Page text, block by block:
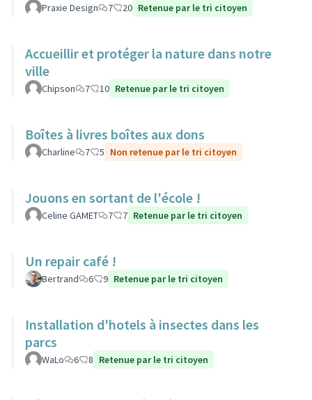
Praxie Design 7 20 Retenue par le tri citoyen
Accueillir et protéger la nature dans notre
ville
Chipson 7 10 Retenue par le tri citoyen
Boîtes à livres boîtes aux dons
Charline 7 5 Non retenue par le tri citoyen
Jouons en sortant de l'école !
Celine GAMET 7 7 Retenue par le tri citoyen
Un repair café !
Bertrand 6 9 Retenue par le tri citoyen
Installation d'hotels à insectes dans les
parcs
WaLo 6 8 Retenue par le tri citoyen